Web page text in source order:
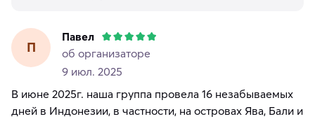
П
Павел
об организаторе
9 июл. 2025
В июне 2025г. наша группа провела 16 незабываемых
дней в Индонезии, в частности, на островах Ява, Бали и